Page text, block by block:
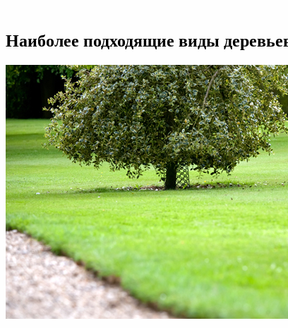
газонов:
обзор
растений
Наиболее подходящие виды